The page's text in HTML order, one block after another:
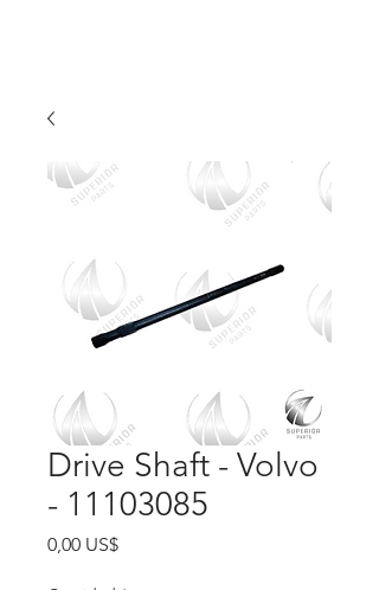
Drive Shaft - Volvo
- 11103085
0,00 US$Precio